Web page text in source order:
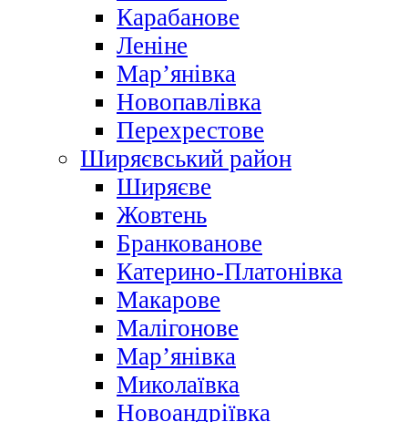
Карабанове
Леніне
Мар’янівка
Новопавлівка
Перехрестове
Ширяєвський район
Ширяєве
Жовтень
Бранкованове
Катерино-Платонівка
Макарове
Малігонове
Мар’янівка
Миколаївка
Новоандріївка